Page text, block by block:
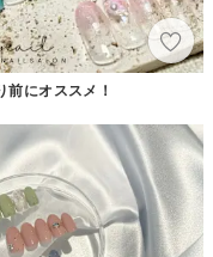
前にオススメ！